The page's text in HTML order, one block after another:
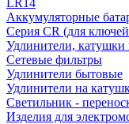
LR14
Аккумуляторные
Серия CR (для
Удлинители, катушки
Сетевые фильтры
Удлинители бытовые
Удлинители на
Светильник -
Изделия для